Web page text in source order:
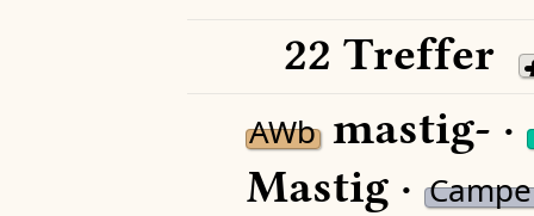
22 Treffer
AWbmastig- ·
Mastig · Campe